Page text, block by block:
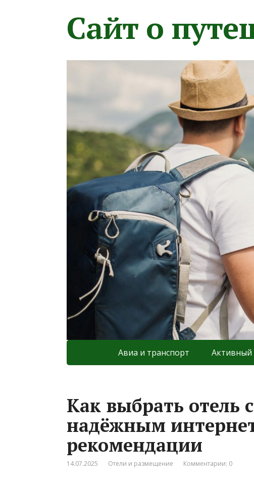
Сайт о
Авиа и транспорт Активный
Как выбрать отель
надёжным
рекомендации
14.07.2025 Отели и размещение Комментарии: 0